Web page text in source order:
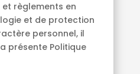
règlements en
et de protection
personnel, il
présente Politique